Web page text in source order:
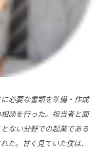
必要な書類を準備・作成
談を行った。担当者と面
ない分野での起業である
た。甘く見ていた僕は、